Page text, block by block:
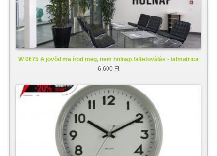
W 0675 A jövőd ma írod meg, nem holnap faltetoválás - falmatrica
6.600 Ft